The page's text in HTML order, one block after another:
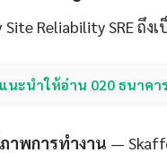
Site Reliability SRE
แนะนำให้อ่าน 020 ธนาค
าพการทำงาน —